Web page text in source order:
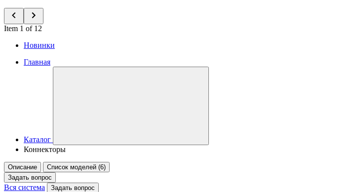
Item 1 of 12
Новинки
Главная
Каталог
Коннекторы
Описание
Список моделей (6)
Задать вопрос
Вся система Задать вопрос